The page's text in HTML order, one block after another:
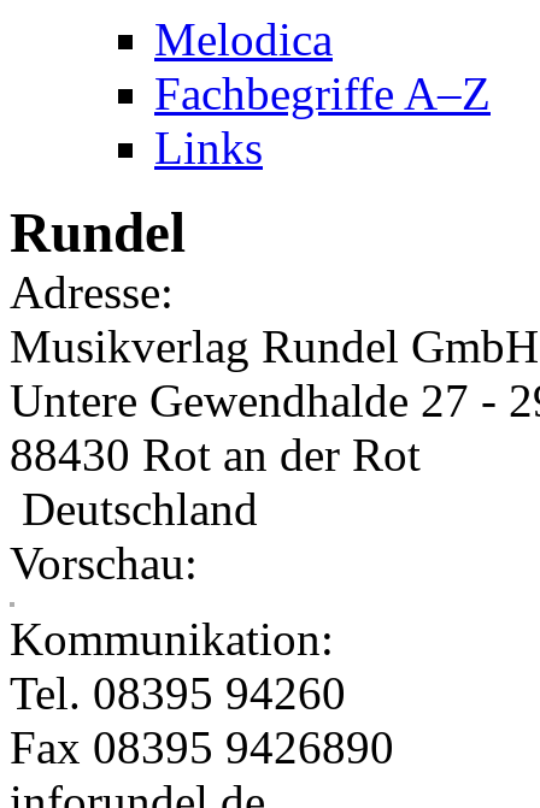
Melodica
Fachbegriffe A–Z
Links
Rundel
Adresse:
Musikverlag Rundel GmbH
Untere Gewendhalde 27 -
88430 Rot an der Rot
Deutschland
Vorschau:
Kommunikation:
Tel. 08395 94260
Fax 08395 9426890